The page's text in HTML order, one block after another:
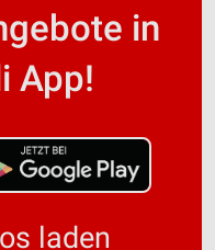
in
App!
laden